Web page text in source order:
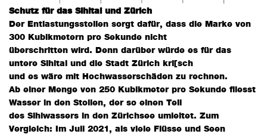
Schutz für das Sihltal und Zürich
Der Entlastungsstollen sorgt dafür, dass die Marke von
300 Kubikmetern pro Sekunde nicht
überschritten wird. Denn darüber würde es für das
untere Sihltal und die Stadt Zürich kri[sch
und es wäre mit Hochwasserschäden zu rechnen.
Ab einer Menge von 250 Kubikmeter pro Sekunde fliesst
Wasser in den Stollen, der so einen Teil
des Sihlwassers in den Zürichsee umleitet. Zum
Vergleich: Im Juli 2021, als viele Flüsse und Seen